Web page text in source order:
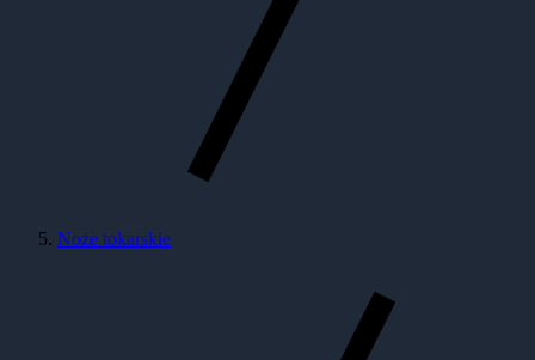
Noże tokarskie